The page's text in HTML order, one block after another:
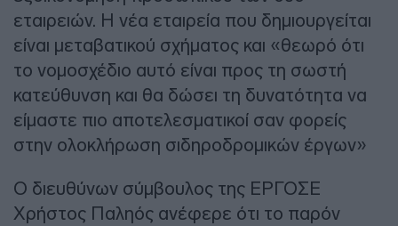
εταιρειών. Η νέα εταιρεία που δημιουργείται
είναι μεταβατικού σχήματος και «θεωρό ότι
το νομοσχέδιο αυτό είναι προς τη σωστή
κατεύθυνση και θα δώσει τη δυνατότητα να
είμαστε πιο αποτελεσματικοί σαν φορείς
στην ολοκλήρωση σιδηροδρομικών έργων»
Ο διευθύνων σύμβουλος της ΕΡΓΟΣΕ
Χρήστος Παληός ανέφερε ότι το παρόν